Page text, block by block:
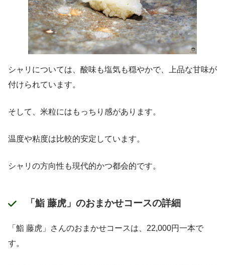
シャリについては、酸味も塩気も穏やかで、上品な甘味が
付けられています。
そして、米粒にはもっちり感があります。
温度や粘度は比較的安定しています。
シャリの方向性も現代的かつ都会的です。
「鮨 藤虎」のおまかせコースの詳細
「鮨 藤虎」さんのおまかせコースは、22,000円一本で
す。